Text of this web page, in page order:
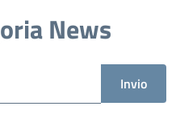
News
Invio